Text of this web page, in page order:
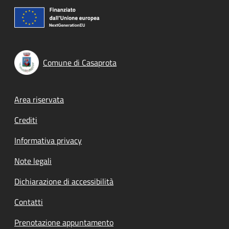
Comune di Casaprota
Footer menu
Area riservata
Crediti
Informativa privacy
Note legali
Dichiarazione di accessibilità
Contatti
Prenotazione appuntamento